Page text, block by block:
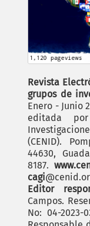
Revista
grupos de
Enero - Junio
editada
(CENID).
44630,
8187.
cagi
Editor
Campos.
No: 04-2023-